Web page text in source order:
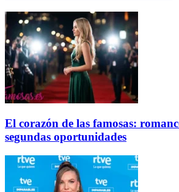
El corazón de las famosas:
segundas oportunidades